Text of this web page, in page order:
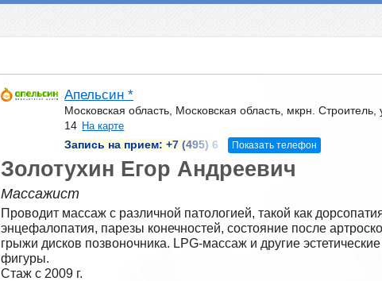
Апельсин *
Московская область, Московская область, мкрн. Строитель,
14 На карте
Запись на прием: +7 (495) 6 Показать телефон
Золотухин Егор Андреевич
Массажист
Проводит массаж с различной патологией, такой как
энцефалопатия, парезы конечностей, состояние после
грыжи дисков позвоночника. LPG-массаж и другие
фигуры.
Стаж с 2009 г.